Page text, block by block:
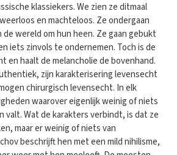
klassiekers. We zien ze ditmaal
en machteloos. Ze ondergaan
wereld om hun heen. Ze gaan gebukt
iets zinvols te ondernemen. Toch is de
en haalt de melancholie de bovenhand.
zijn karakterisering levensecht
chirurgisch levensecht. In elk
waarover eigenlijk weinig of niets
valt. Wat de karakters verbindt, is dat ze
maar er weinig of niets van
beschrijft hen met een mild nihilisme,